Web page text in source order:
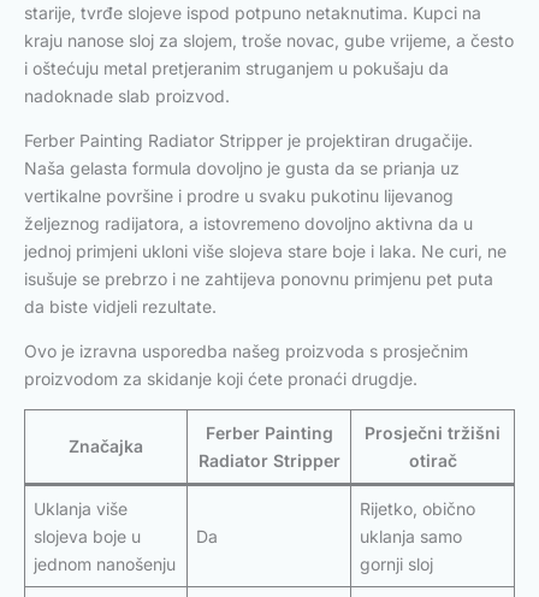
starije, tvrđe slojeve ispod potpuno netaknutima. Kupci na
kraju nanose sloj za slojem, troše novac, gube vrijeme, a često
i oštećuju metal pretjeranim struganjem u pokušaju da
nadoknade slab proizvod.
Ferber Painting Radiator Stripper je projektiran drugačije.
Naša gelasta formula dovoljno je gusta da se prianja uz
vertikalne površine i prodre u svaku pukotinu lijevanog
željeznog radijatora, a istovremeno dovoljno aktivna da u
jednoj primjeni ukloni više slojeva stare boje i laka. Ne curi, ne
isušuje se prebrzo i ne zahtijeva ponovnu primjenu pet puta
da biste vidjeli rezultate.
Ovo je izravna usporedba našeg proizvoda s prosječnim
proizvodom za skidanje koji ćete pronaći drugdje.
Značajka
Ferber Painting
Radiator Stripper
Prosječni tržišni
otirač
Uklanja više
slojeva boje u
jednom nanošenju
Da
Rijetko, obično
uklanja samo
gornji sloj